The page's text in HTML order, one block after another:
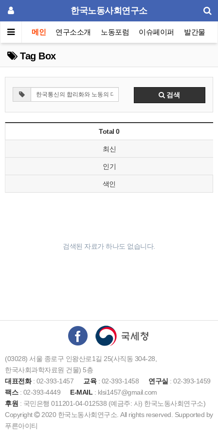
한국노동사회연구소
메인 연구소소개 노동포럼 이슈페이퍼 발간물
Tag Box
검색
Total 0
최신
인기
색인
검색된 자료가 하나도 없습니다.
(03028) 서울 종로구 인왕산로1길 25(사직동 304-28,
한국사회과학자료원 건물) 5층
대표전화: 02-393-1457 교육: 02-393-1458 연구실 : 02-393-1459
팩스: 02-393-4449 E-MAIL : klsi1457@gmail.com
후원 : 국민은행 011201-04-012538 (예금주: 사) 한국노동사회연구소)
Copyright
2020 한국노동사회연구소. All rights reserved. Supported by
푸른아이티